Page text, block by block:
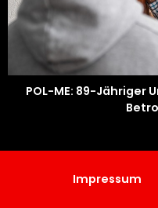
POL-ME: 89-Jähriger
Impressum